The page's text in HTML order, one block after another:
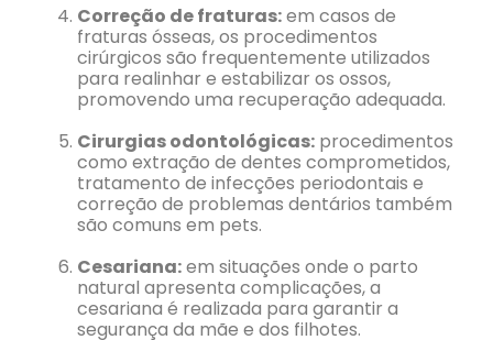
Correção de fraturas:em casos de
fraturas ósseas, os procedimentos
cirúrgicos são frequentemente utilizados
para realinhar e estabilizar os ossos,
promovendo uma recuperação adequada.
Cirurgias odontológicas: procedimentos
como extração de dentes comprometidos,
tratamento de infecções periodontais e
correção de problemas dentários também
são comuns em pets.
Cesariana:em situações onde o parto
natural apresenta complicações, a
cesariana é realizada para garantir a
segurança da mãe e dos filhotes.